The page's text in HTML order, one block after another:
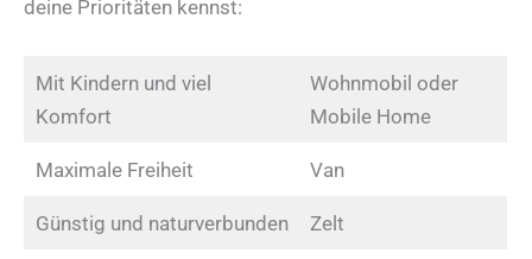
deine Prioritäten kennst:
Mit Kindern und viel
Komfort
Wohnmobil oder
Mobile Home
Maximale Freiheit Van
Günstig und naturverbunden Zelt